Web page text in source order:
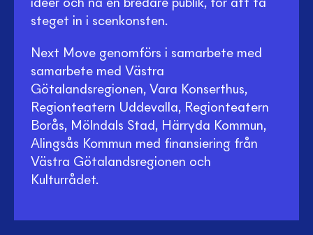
idéer och nå en bredare publik, för att ta
steget in i scenkonsten.
Next Move genomförs i samarbete med
samarbete med Västra
Götalandsregionen, Vara Konserthus,
Regionteatern Uddevalla, Regionteatern
Borås, Mölndals Stad, Härryda Kommun,
Alingsås Kommun med finansiering från
Västra Götalandsregionen och
Kulturrådet.